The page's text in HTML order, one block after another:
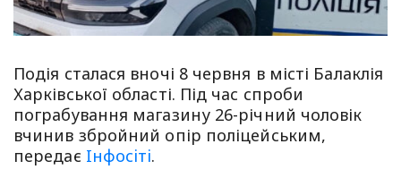
Подія сталася вночі 8 червня в місті Балаклія
Харківської області. Під час спроби
пограбування магазину 26-річний чоловік
вчинив збройний опір поліцейським,
передає Iнфосiтi.